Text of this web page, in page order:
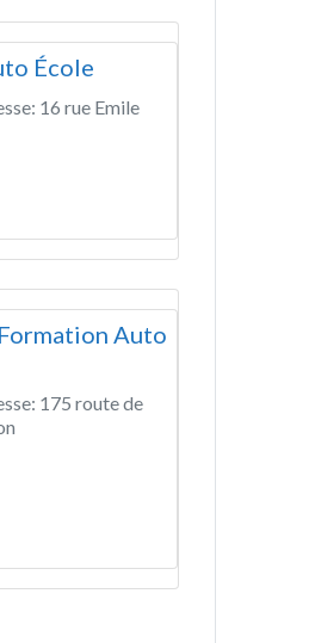
École
16 rue Emile
Auto
175 route de